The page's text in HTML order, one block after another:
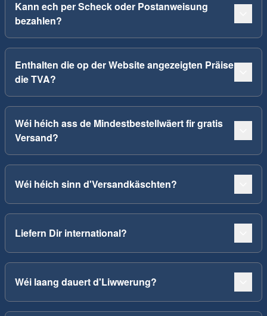
Kann ech per Scheck oder Postanweisung
bezahlen?
Enthalten die op der Website angezeigten Präise
die TVA?
Wéi héich ass de Mindestbestellwäert fir gratis
Versand?
Wéi héich sinn d'Versandkäschten?
Liefern Dir international?
Wéi laang dauert d'Liwwerung?